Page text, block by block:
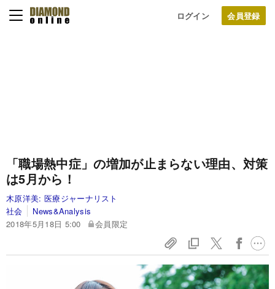
ログイン
「職場熱中症」の増加が止まらない理由、対策
は5月から！
木原洋美: 医療ジャーナリスト
社会
News&Analysis
2018年5月18日 5:00
会員限定